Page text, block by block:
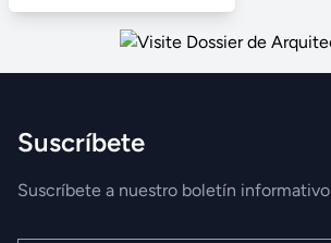
Suscríbete
Suscríbete a nuestro boletín informativo